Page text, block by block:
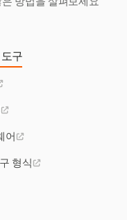
구
어
형식